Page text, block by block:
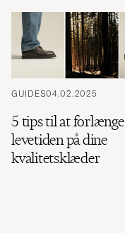
GUIDES04.02.2025
5 tips til at forlænge
levetiden på dine
kvalitetsklæder